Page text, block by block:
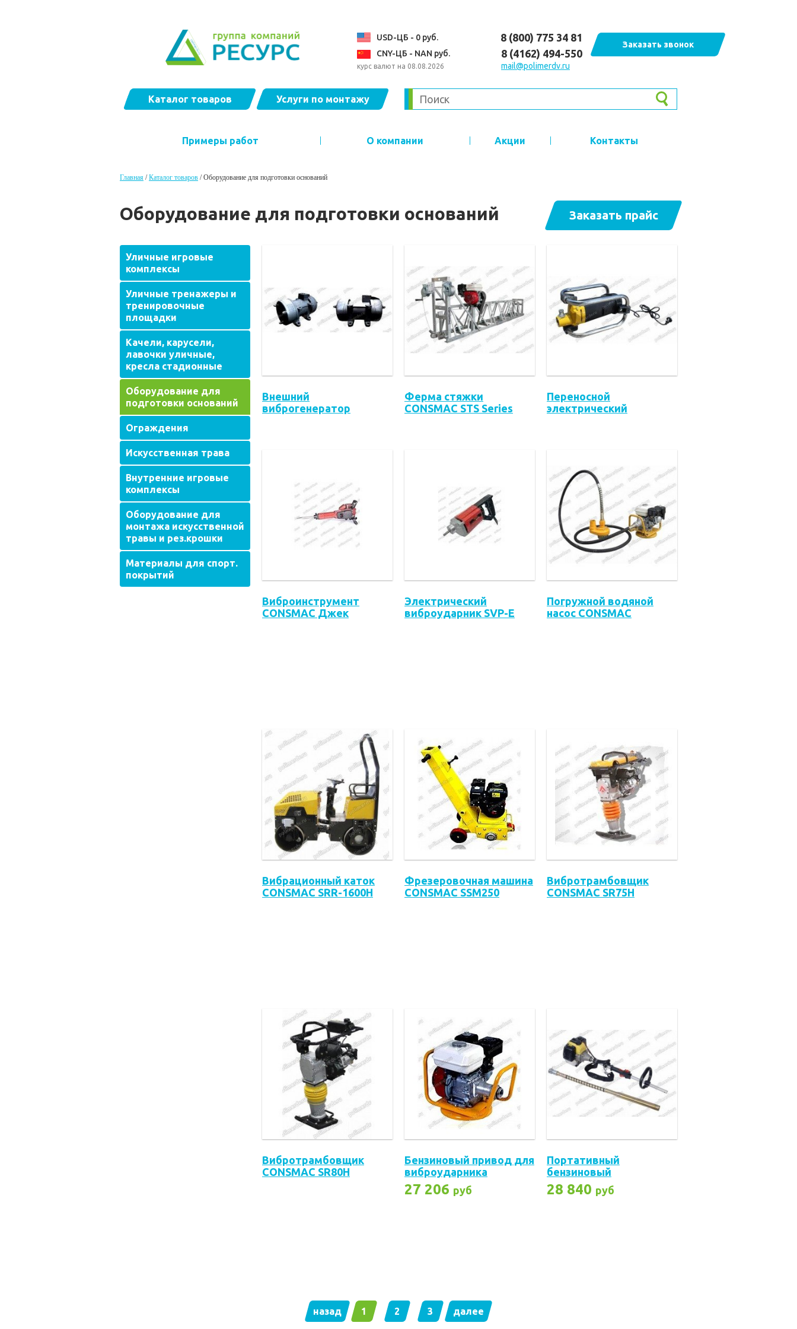
USD-ЦБ - 0 руб.
CNY-ЦБ - NAN руб.
курс валют на 08.08.2026
8 (800) 775 34 81
8 (4162) 494-550
mail@polimerdv.ru
Заказать звонок
Каталог товаров Услуги по монтажу
Примеры работ О компании Акции Контакты
Главная /Каталог товаров /Оборудование для подготовки оснований
Заказать прайс
Оборудование для подготовки оснований
Уличные игровые
комплексы
Уличные тренажеры и
тренировочные
площадки
Качели, карусели,
лавочки уличные,
кресла стадионные
Оборудование для
подготовки оснований
Ограждения
Искусственная трава
Внутренние игровые
комплексы
Оборудование для
монтажа искусственной
травы и рез.крошки
Материалы для спорт.
покрытий
Внешний
виброгенератор
Ферма стяжки
CONSMAC STS Series
Переносной
электрический
Виброинструмент
CONSMAC Джек
Электрический
виброударник SVP-E
Погружной водяной
насос CONSMAC
Вибрационный каток
CONSMAC SRR-1600H
Фрезеровочная машина
CONSMAC SSM250
Вибротрамбовщик
CONSMAC SR75H
Вибротрамбовщик
CONSMAC SR80H
Бензиновый привод для
виброударника
CONSMAC SVD-H
27 206 руб
Портативный
бензиновый
виброударник
CONSMAC SVP-GH
28 840 руб
назад 1 2 3 далее